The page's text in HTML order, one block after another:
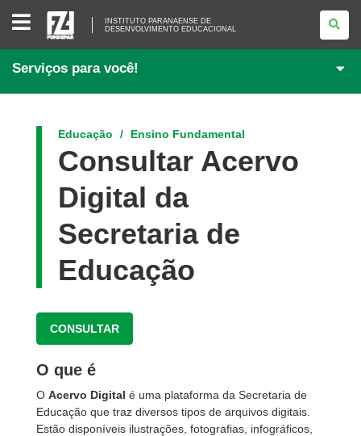
INSTITUTO
PARANAENSE
DE
<BR>DESENVOLVIMENTO
INSTITUTO PARANAENSE DE
DESENVOLVIMENTO EDUCACIONAL
Serviços para você!
Educação Ensino Fundamental
Consultar Acervo
Digital da
Secretaria de
Educação
CONSULTAR
O que é
O Acervo Digital é uma plataforma da Secretaria de
Educação que traz diversos tipos de arquivos digitais.
Estão disponíveis ilustrações, fotografias, infográficos,